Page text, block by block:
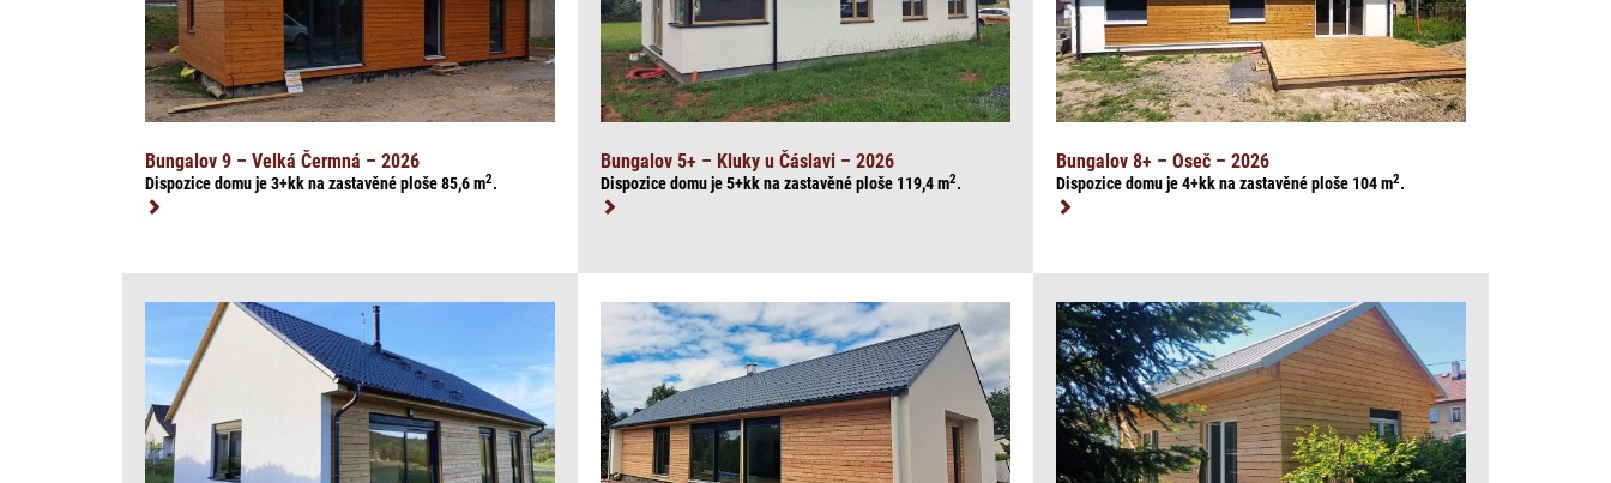
Bungalov 9 – Velká Čermná – 2026
Dispozice domu je 3+kk na zastavěné ploše 85,6m2.
Bungalov 5+ – Kluky u Čáslavi – 2026
Dispozice domu je 5+kk na zastavěné ploše 119,4m2.
Bungalov 8+ – Oseč – 2026
Dispozice domu je 4+kk na zastavěné ploše 104m2.